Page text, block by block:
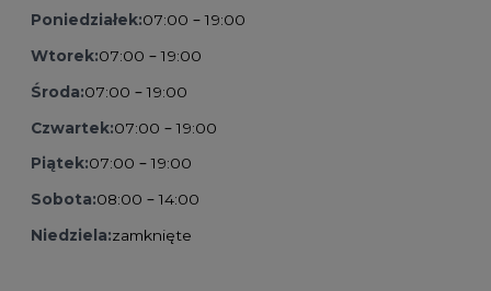
Poniedziałek:07:00 – 19:00
Wtorek:07:00 – 19:00
Środa:07:00 – 19:00
Czwartek:07:00 – 19:00
Piątek:07:00 – 19:00
Sobota:08:00 – 14:00
Niedziela:zamknięte